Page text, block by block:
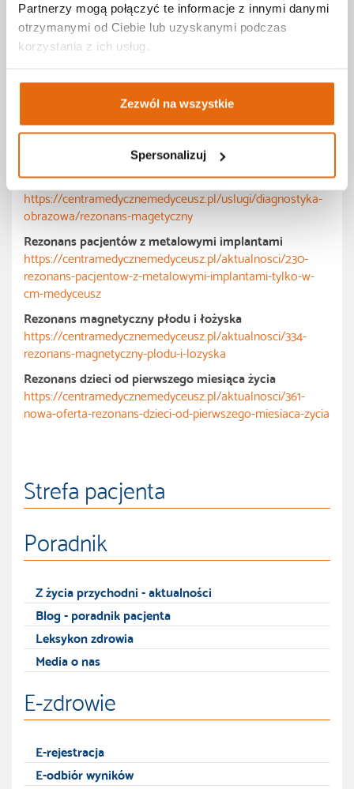
Partnerzy mogą połączyć te informacje z innymi danymi
otrzymanymi od Ciebie lub uzyskanymi podczas
korzystania z ich usług.
Zezwól na wszystkie
Spersonalizuj
F31 - Zaburzenia afektywne dwubiegunowe,
F71 - Upośledzenie umysłowe umiarkowanego stopnia,
F72 - Upośledzenie umysłowe znacznego stopnia,
F73 - Upośledzenie umysłowe głębokiego stopnia,
F84 - Całościowe zaburzenia rozwojowe, lub
5) zaburzenia ruchowe o nasileniu utrudniającym
przeprowadzenie badania (drżenia typu pląsawiczego lub
parkinsonowskiego).
Więcej informacji o badaniu rezonansem
magnetycznym
https://centramedycznemedyceusz.pl/uslugi/diagnostyka-
obrazowa/rezonans-magetyczny
Rezonans pacjentów z metalowymi implantami
https://centramedycznemedyceusz.pl/aktualnosci/230-
rezonans-pacjentow-z-metalowymi-implantami-tylko-w-
cm-medyceusz
Rezonans magnetyczny płodu i łożyska
https://centramedycznemedyceusz.pl/aktualnosci/334-
rezonans-magnetyczny-plodu-i-lozyska
Rezonans dzieci od pierwszego miesiąca życia
https://centramedycznemedyceusz.pl/aktualnosci/361-
nowa-oferta-rezonans-dzieci-od-pierwszego-miesiaca-zycia
Strefa pacjenta
Poradnik
Z życia przychodni - aktualności
Blog - poradnik pacjenta
Leksykon zdrowia
Media o nas
E-zdrowie
E-rejestracja
E-odbiór wyników